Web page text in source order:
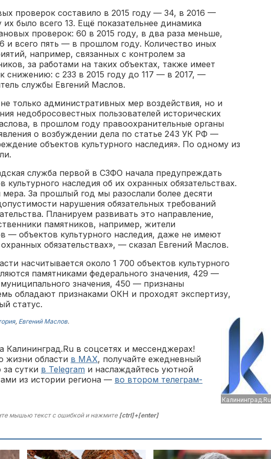
проверок составило в 2015 году — 34, в 2016 —
было всего 13. Ещё показательнее динамика
проверок: 60 в 2015 году, в два раза меньше,
и всего пять — в прошлом году. Количество иных
например, связанных с контролем за
за работами на таких объектах, также имеет
снижению: с 233 в 2015 году до 117 — в 2017, —
службы Евгений Маслов.
только административных мер воздействия, но и
недобросовестных пользователей исторических
в прошлом году правоохранительные органы
о возбуждении дела по статье 243 УК РФ —
объектов культурного наследия». По одному из
служба первой в СЗФО начала предупреждать
культурного наследия об их охранных обязательствах.
мера. За прошлый год мы разослали более десяти
нарушения обязательных требований
Планируем развивать это направление,
памятников, например, жители
— объектов культурного наследия, даже не имеют
обязательствах», — сказал Евгений Маслов.
насчитывается около 1 700 объектов культурного
памятниками федерального значения, 429 —
значения, 450 — признаны
обладают признаками ОКН и проходят экспертизу,
статус.
Калининград.Ru
, Евгений Маслов.
Калининград.Ru в соцсетях и мессенджерах!
жизни области в MAX, получайте ежедневный
сутки в Telegram и наслаждайтесь уютной
из истории региона — во втором телеграм-
мышью текст с ошибкой и нажмите[ctrl]+[enter]